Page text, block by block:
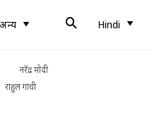
अन्य Hindi
नरेंद्र मोदी
राहुल गांधी